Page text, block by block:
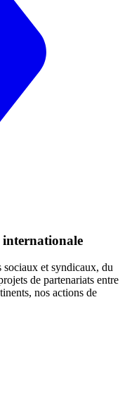
internationale
et syndicaux, du
de partenariats entre
nos actions de